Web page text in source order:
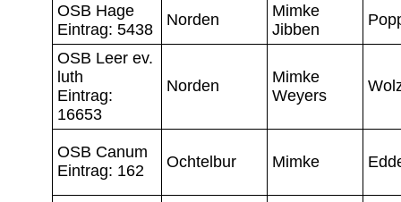
OSB Hage
Eintrag: 5438
Norden
Mimke
Jibben
OSB Leer ev.
luth
Eintrag:
16653
Norden
Mimke
Weyers
OSB Canum
Eintrag: 162
Ochtelbur Mimke